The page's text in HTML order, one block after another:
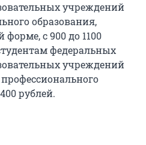
учреждений
образования,
с 900 до 1100
федеральных
учреждений
рублей.